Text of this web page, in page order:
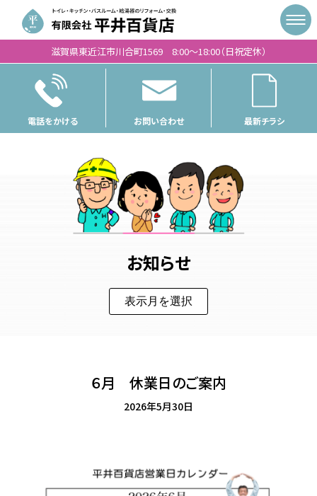
滋賀県東近江市川合町1569 8:00〜18:00（日祝定休）
電話をかける お問い合わせ 最新チラシ
お知らせ
６月 休業日のご案内
2026年5月30日